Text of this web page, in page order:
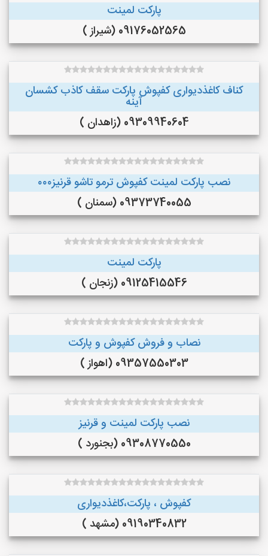
پارکت لمینت
09176052565 (شیراز )
کناف کاغذدیواری کفپوش پارکت سقف کاذب کشسان
آینه
09309940604 (زاهدان )
نصب پارکت لمینت کفپوش ترمو تاشو قرنیز۰۰۰
09373740055 (سمنان )
پارکت لمینت
09125415546 (زنجان )
نصاب و فروش کفپوش و پارکت
09357550303 (اهواز )
نصب پارکت لمینت و قرنیز
09308770550 (بجنورد )
کفپوش ، پارکت،کاغذدیواری
09190340832 (مشهد )